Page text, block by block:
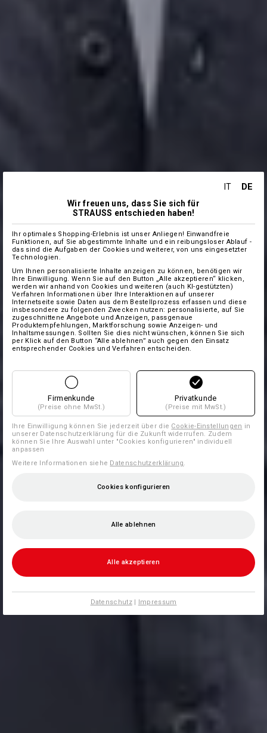
IT DE
Wir freuen uns, dass Sie sich für
STRAUSS entschieden haben!
Ihr optimales Shopping-Erlebnis ist unser Anliegen! Einwandfreie
Funktionen, auf Sie abgestimmte Inhalte und ein reibungsloser Ablauf -
das sind die Aufgaben der Cookies und weiterer, von uns eingesetzter
Technologien.
Um Ihnen personalisierte Inhalte anzeigen zu können, benötigen wir
Ihre Einwilligung. Wenn Sie auf den Button „Alle akzeptieren“ klicken,
werden wir anhand von Cookies und weiteren (auch KI-gestützten)
Verfahren Informationen über Ihre Interaktionen auf unserer
Internetseite sowie Daten aus dem Bestellprozess erfassen und diese
insbesondere zu folgenden Zwecken nutzen: personalisierte, auf Sie
zugeschnittene Angebote und Anzeigen, passgenaue
Produktempfehlungen, Marktforschung sowie Anzeigen- und
Inhaltsmessungen. Sollten Sie dies nicht wünschen, können Sie sich
per Klick auf den Button “Alle ablehnen” auch gegen den Einsatz
entsprechender Cookies und Verfahren entscheiden.
Firmenkunde
(Preise ohne MwSt.)
Privatkunde
(Preise mit MwSt.)
Ihre Einwilligung können Sie jederzeit über die Cookie-Einstellungen in
unserer Datenschutzerklärung für die Zukunft widerrufen. Zudem
können Sie Ihre Auswahl unter "Cookies konfigurieren" individuell
anpassen
Weitere Informationen siehe Datenschutzerklärung.
Cookies konfigurieren
Alle ablehnen
Alle akzeptieren
Datenschutz| Impressum